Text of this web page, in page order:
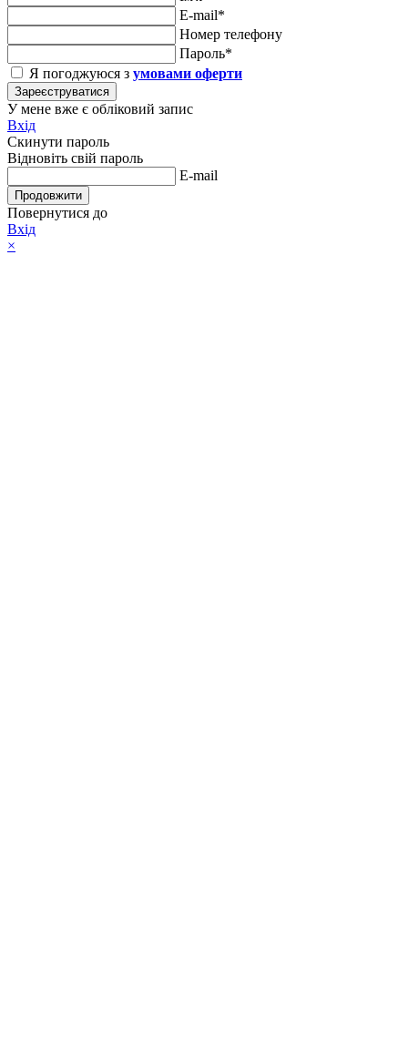
E-mail*
Номер телефону
Пароль*
Я погоджуюся з умовами оферти
Зареєструватися
У мене вже є обліковий запис
Вхід
Скинути пароль
Відновіть свій пароль
E-mail
Продовжити
Повернутися до
Вхід
×